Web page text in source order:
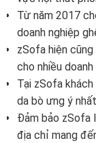
Từ năm 2017
doanh nghiệp
zSofa hiện
cho nhiều
Tại zSofa
da bò ưng ý
Đảm bảo zSofa
địa chỉ mang